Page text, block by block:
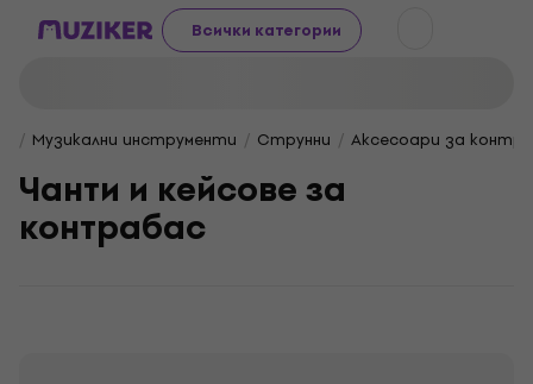
Всички категории
Музикални инструменти Струнни Аксесоари за
Чанти и кейсове за
контрабас